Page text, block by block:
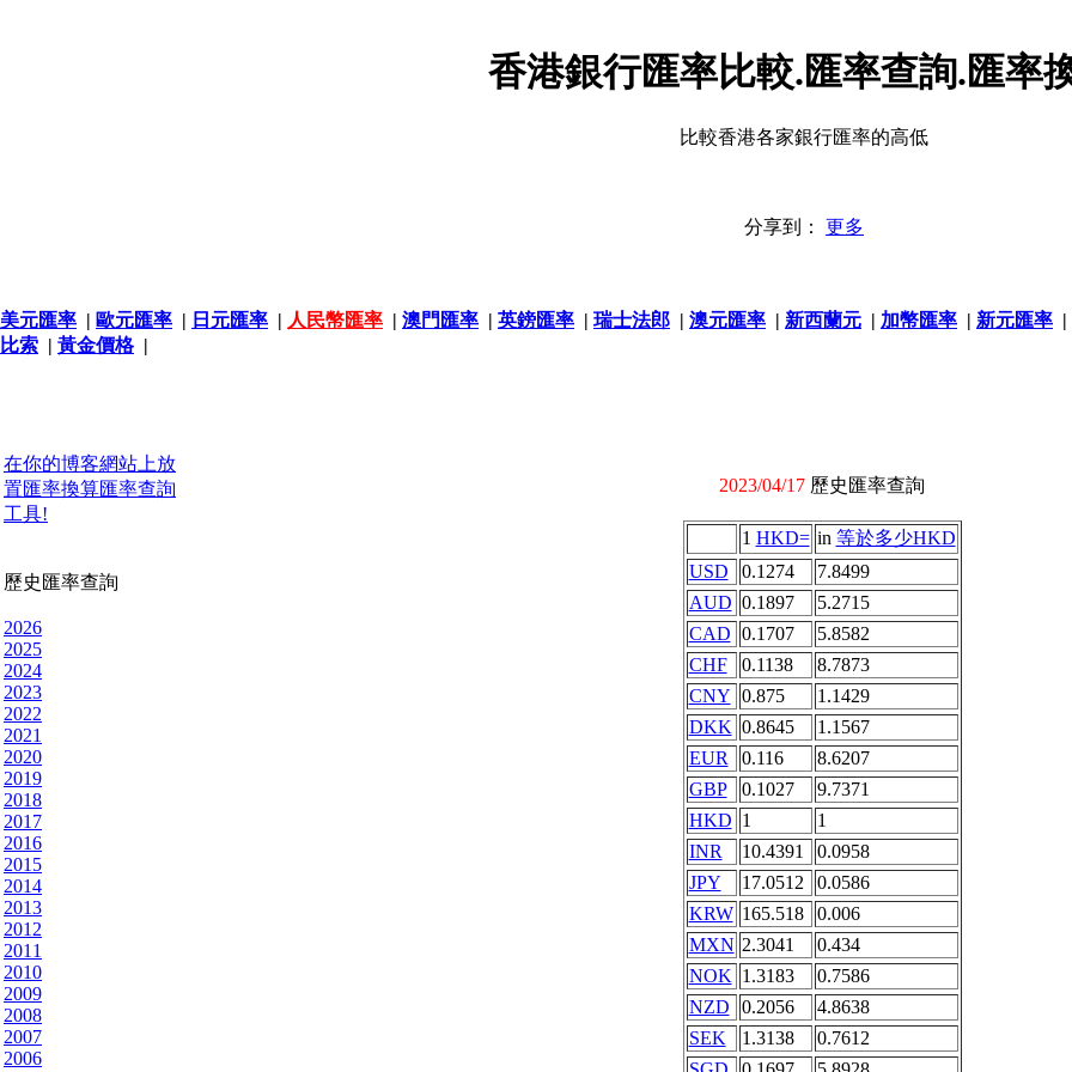
香港銀行匯率比較.匯率查詢.匯率
比較香港各家銀行匯率的高低
分享到： 更多
美元匯率 | 歐元匯率 | 日元匯率 | 人民幣匯率 | 澳門匯率 | 英鎊匯率 | 瑞士法郎 | 澳元匯率 | 新西蘭元 | 加幣匯率 | 新元匯率 |
比索 | 黃金價格|
在你的博客網站上放
置匯率換算匯率查詢
工具!
歷史匯率查詢
2026
2025
2024
2023
2022
2021
2020
2019
2018
2017
2016
2015
2014
2013
2012
2011
2010
2009
2008
2007
2006
2023/04/17 歷史匯率查詢
1 HKD= in 等於多少HKD
USD
0.1274
7.8499
AUD 0.1897
5.2715
CAD 0.1707
5.8582
CHF
0.1138
8.7873
CNY 0.875
1.1429
DKK 0.8645
1.1567
EUR
0.116
8.6207
GBP
0.1027
9.7371
HKD 1
1
INR
10.4391
0.0958
JPY
17.0512
0.0586
KRW 165.518
0.006
MXN 2.3041
0.434
NOK 1.3183
0.7586
NZD
0.2056
4.8638
SEK
1.3138
0.7612